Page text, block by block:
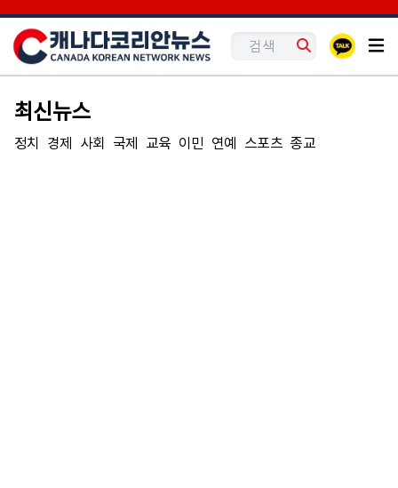
최신뉴스
정치 경제 사회 국제 교육 이민 연예 스포츠 종교